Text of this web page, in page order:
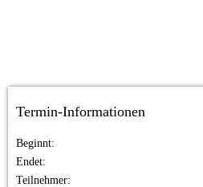
Termin-Informationen
Beginnt
Endet
Teilnehmer